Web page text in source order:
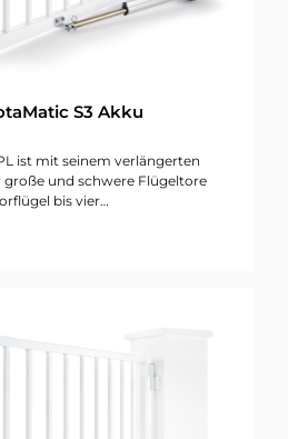
S3 Akku
ist mit seinem verlängerten
und schwere Flügeltore
bis vier…